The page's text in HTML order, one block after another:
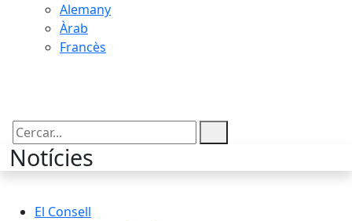
Alemany
Àrab
Francès
Cercar:
Notícies
El Consell